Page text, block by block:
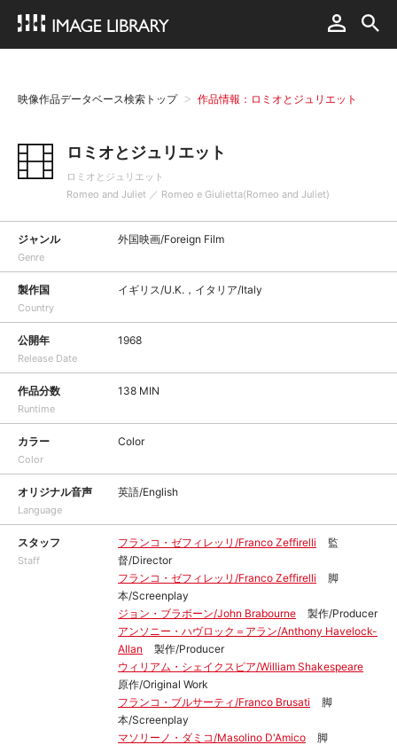
映像作品データベース検索トップ 作品情報：ロミオとジュリエット
ロミオとジュリエット
ロミオとジュリエット
Romeo and Juliet ／ Romeo e Giulietta(Romeo and Juliet)
ジャンル
Genre
外国映画/Foreign Film
製作国
Country
イギリス/U.K.，イタリア/Italy
公開年
Release Date
1968
作品分数
Runtime
138 MIN
カラー
Color
Color
オリジナル音声
Language
英語/English
スタッフ
Staff
フランコ・ゼフィレッリ/Franco Zeffirelli
監
督/Director
フランコ・ゼフィレッリ/Franco Zeffirelli
脚
本/Screenplay
ジョン・ブラボーン/John Brabourne
製作/Producer
アンソニー・ハヴロック＝アラン/Anthony Havelock-
Allan
製作/Producer
ウィリアム・シェイクスピア/William Shakespeare
原作/Original Work
フランコ・ブルサーティ/Franco Brusati
脚
本/Screenplay
マソリーノ・ダミコ/Masolino D'Amico
脚